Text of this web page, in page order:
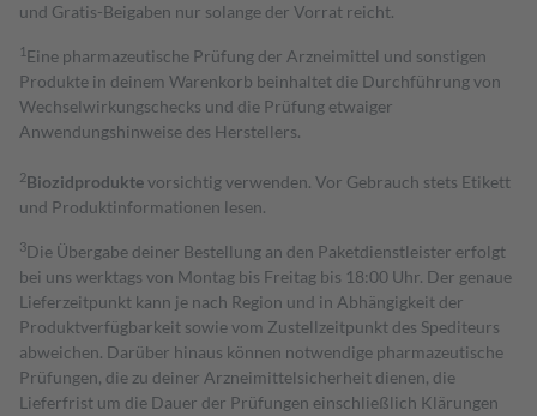
und Gratis-Beigaben nur solange der Vorrat reicht.
1 Eine pharmazeutische Prüfung der Arzneimittel und sonstigen
Produkte in deinem Warenkorb beinhaltet die Durchführung von
Wechselwirkungschecks und die Prüfung etwaiger
Anwendungshinweise des Herstellers.
2Biozidproduktevorsichtig verwenden. Vor Gebrauch stets Etikett
und Produktinformationen lesen.
3Die Übergabe deiner Bestellung an den Paketdienstleister erfolgt
bei uns werktags von Montag bis Freitag bis 18:00 Uhr. Der genaue
Lieferzeitpunkt kann je nach Region und in Abhängigkeit der
Produktverfügbarkeit sowie vom Zustellzeitpunkt des Spediteurs
abweichen. Darüber hinaus können notwendige pharmazeutische
Prüfungen, die zu deiner Arzneimittelsicherheit dienen, die
Lieferfrist um die Dauer der Prüfungen einschließlich Klärungen